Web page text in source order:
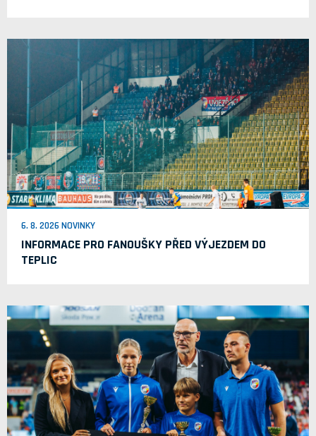
6. 8. 2026 NOVINKY
INFORMACE PRO FANOUŠKY PŘED VÝJEZDEM DO
TEPLIC